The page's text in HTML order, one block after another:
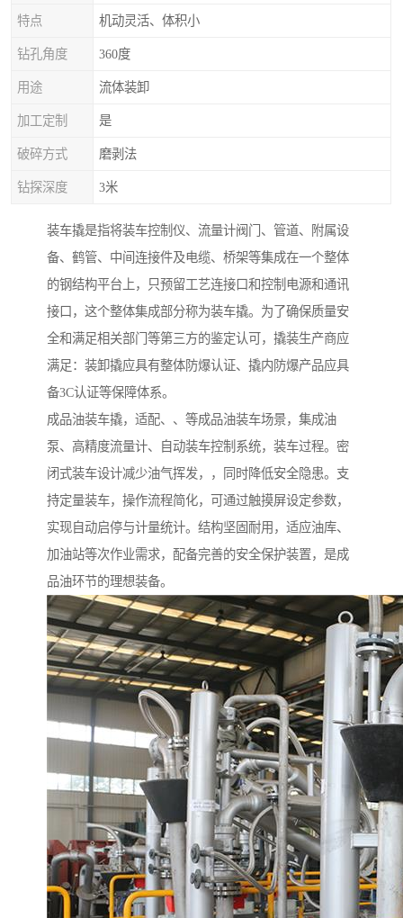
特点 机动灵活、体积小
钻孔角度 360度
用途 流体装卸
加工定制 是
破碎方式 磨剥法
钻探深度 3米
装车撬是指将装车控制仪、流量计阀门、管道、附属设
备、鹤管、中间连接件及电缆、桥架等集成在一个整体
的钢结构平台上，只预留工艺连接口和控制电源和通讯
接口，这个整体集成部分称为装车撬。为了确保质量安
全和满足相关部门等第三方的鉴定认可，撬装生产商应
满足：装卸撬应具有整体防爆认证、撬内防爆产品应具
备3C认证等保障体系。
成品油装车撬，适配、、等成品油装车场景，集成油
泵、高精度流量计、自动装车控制系统，装车过程。密
闭式装车设计减少油气挥发，，同时降低安全隐患。支
持定量装车，操作流程简化，可通过触摸屏设定参数，
实现自动启停与计量统计。结构坚固耐用，适应油库、
加油站等次作业需求，配备完善的安全保护装置，是成
品油环节的理想装备。